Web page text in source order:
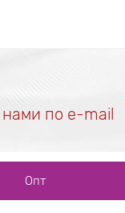
нами по e-mail
Опт